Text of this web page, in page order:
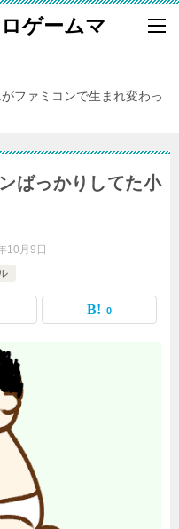
ゲームマ
ファミコンで生まれ変わっ
ばっかりしてた小
10月9日
0